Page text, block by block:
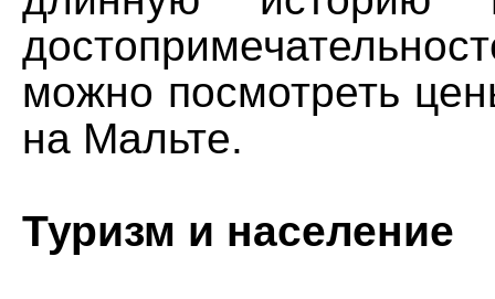
можно посмотреть
на Мальте.
Туризм и население